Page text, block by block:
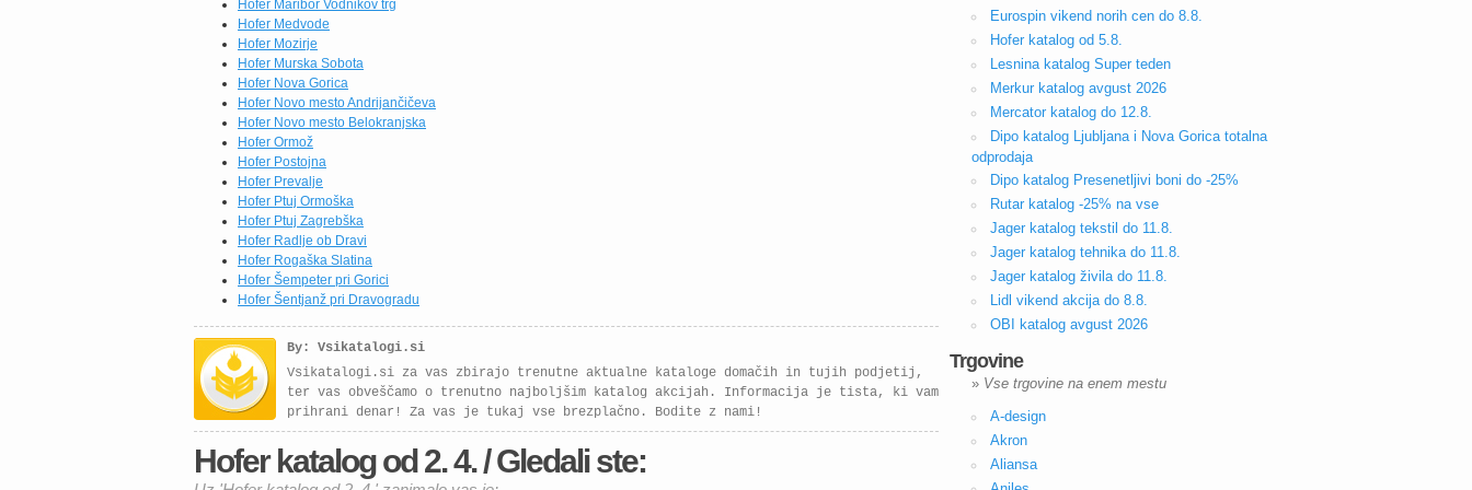
Hofer Maribor Vodnikov trg
Hofer Medvode
Hofer Mozirje
Hofer Murska Sobota
Hofer Nova Gorica
Hofer Novo mesto Andrijančičeva
Hofer Novo mesto Belokranjska
Hofer Ormož
Hofer Postojna
Hofer Prevalje
Hofer Ptuj Ormoška
Hofer Ptuj Zagrebška
Hofer Radlje ob Dravi
Hofer Rogaška Slatina
Hofer Šempeter pri Gorici
Hofer Šentjanž pri Dravogradu
By: Vsikatalogi.si
Vsikatalogi.si za vas zbirajo trenutne aktualne kataloge domačih in tujih podjetij,
ter vas obveščamo o trenutno najboljšim katalog akcijah. Informacija je tista, ki vam
prihrani denar! Za vas je tukaj vse brezplačno. Bodite z nami!
Hofer katalog od 2. 4. / Gledali ste:
Eurospin vikend norih cen do 8.8.
Hofer katalog od 5.8.
Lesnina katalog Super teden
Merkur katalog avgust 2026
Mercator katalog do 12.8.
Dipo katalog Ljubljana i Nova Gorica totalna
odprodaja
Dipo katalog Presenetljivi boni do -25%
Rutar katalog -25% na vse
Jager katalog tekstil do 11.8.
Jager katalog tehnika do 11.8.
Jager katalog živila do 11.8.
Lidl vikend akcija do 8.8.
OBI katalog avgust 2026
Trgovine
» Vse trgovine na enem mestu
A-design
Akron
Aliansa